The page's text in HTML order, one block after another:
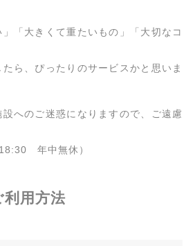
「大きくて重たいもの」「大切なコ
ら、ぴったりのサービスかと思いま
へのご迷惑になりますので、ご遠慮
年中無休）
利用方法